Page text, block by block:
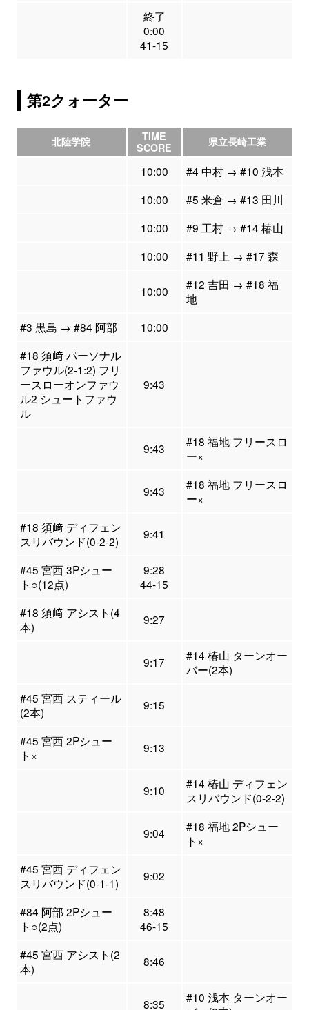
終了
0:00
41-15
第2クォーター
北陸学院
TIME
SCORE
県立長崎工業
10:00
#4 中村 → #10 浅本
10:00
#5 米倉 → #13 田川
10:00
#9 工村 → #14 椿山
10:00
#11 野上 → #17 森
10:00
#12 吉田 → #18 福
地
#3 黒島 → #84 阿部
10:00
#18 須﨑 パーソナル
ファウル(2-1:2) フリ
ースローオンファウ
ル2 シュートファウ
ル
9:43
9:43
#18 福地 フリースロ
ー×
9:43
#18 福地 フリースロ
ー×
#18 須﨑 ディフェン
スリバウンド(0-2-2)
9:41
#45 宮西 3Pシュー
ト○(12点)
9:28
44-15
#18 須﨑 アシスト(4
本)
9:27
9:17
#14 椿山 ターンオー
バー(2本)
#45 宮西 スティール
(2本)
9:15
#45 宮西 2Pシュー
ト×
9:13
9:10
#14 椿山 ディフェン
スリバウンド(0-2-2)
9:04
#18 福地 2Pシュー
ト×
#45 宮西 ディフェン
スリバウンド(0-1-1)
9:02
#84 阿部 2Pシュー
ト○(2点)
8:48
46-15
#45 宮西 アシスト(2
本)
8:46
8:35
#10 浅本 ターンオー